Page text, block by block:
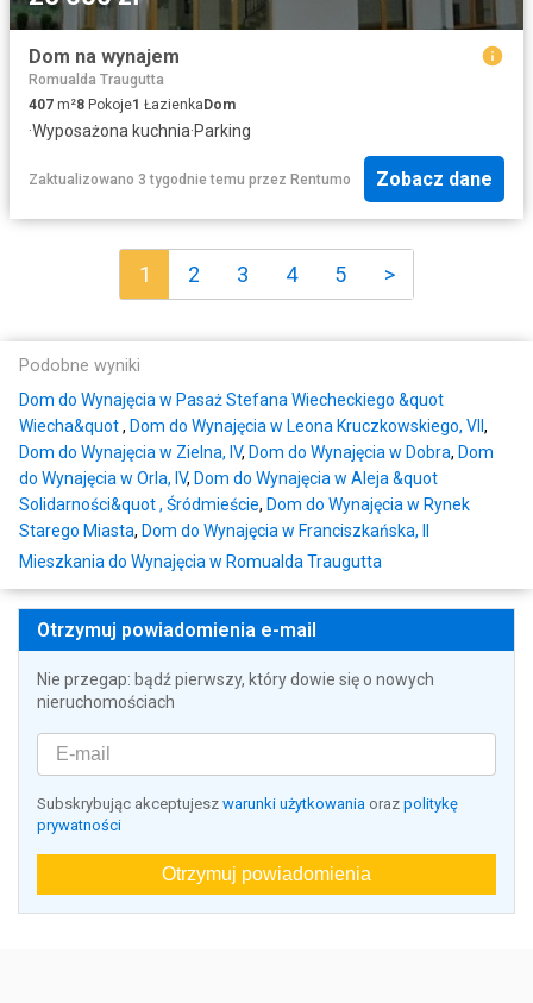
Dom na wynajem
Romualda Traugutta
407 m²8 Pokoje1 ŁazienkaDom
·Wyposażona kuchnia·Parking
Zaktualizowano 3 tygodnie temu przez Rentumo Zobacz dane
1 2 3 4 5 >
Podobne wyniki
Dom do Wynajęcia w Pasaż Stefana Wiecheckiego &quot
Wiecha&quot, Dom do Wynajęcia w Leona Kruczkowskiego, VII ,
Dom do Wynajęcia w Zielna, IV, Dom do Wynajęcia w Dobra, Dom
do Wynajęcia w Orla, IV, Dom do Wynajęcia w Aleja &quot
Solidarności&quot , Śródmieście, Dom do Wynajęcia w Rynek
Starego Miasta, Dom do Wynajęcia w Franciszkańska, II
Mieszkania do Wynajęcia w Romualda Traugutta
Otrzymuj powiadomienia e-mail
Nie przegap: bądź pierwszy, który dowie się o nowych
nieruchomościach
Subskrybując akceptujesz warunki użytkowania oraz politykę
prywatności
Otrzymuj powiadomienia